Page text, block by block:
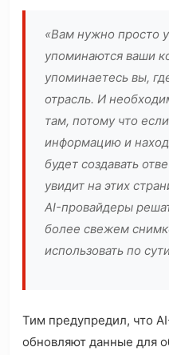
«Вам нужно просто
упоминаются ваши
упоминаетесь вы,
отрасль. И
там, потому что
информацию и
будет создавать
увидит на этих
AI-провайдеры
более свежем
использовать по
Тим предупредил, что
обновляют данные для